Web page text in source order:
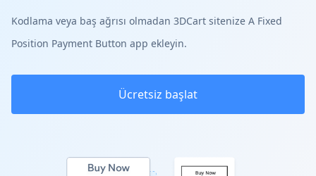
Kodlama veya baş ağrısı olmadan 3DCart sitenize A Fixed
Position Payment Button app ekleyin.
Ücretsiz başlat